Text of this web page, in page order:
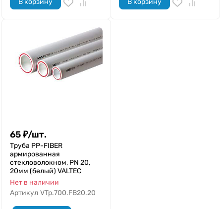
В корзину В корзину
65₽/шт.
Труба РР-FIBER
армированная
стекловолокном, PN 20,
20мм (белый) VALTEC
Нет в наличии
Артикул VTp.700.FB20.20